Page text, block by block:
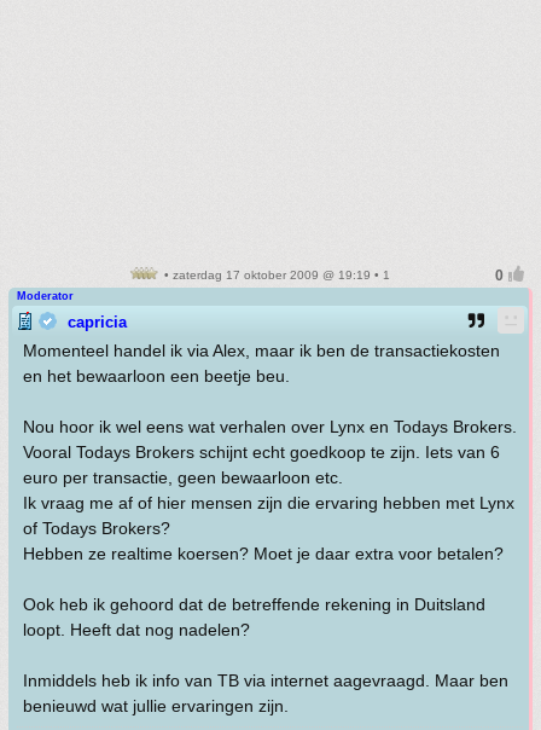
• zaterdag 17 oktober 2009 @ 19:19 • 1
Moderator
capricia
Momenteel handel ik via Alex, maar ik ben de transactiekosten
en het bewaarloon een beetje beu.
Nou hoor ik wel eens wat verhalen over Lynx en Todays Brokers.
Vooral Todays Brokers schijnt echt goedkoop te zijn. Iets van 6
euro per transactie, geen bewaarloon etc.
Ik vraag me af of hier mensen zijn die ervaring hebben met Lynx
of Todays Brokers?
Hebben ze realtime koersen? Moet je daar extra voor betalen?
Ook heb ik gehoord dat de betreffende rekening in Duitsland
loopt. Heeft dat nog nadelen?
Inmiddels heb ik info van TB via internet aagevraagd. Maar ben
benieuwd wat jullie ervaringen zijn.